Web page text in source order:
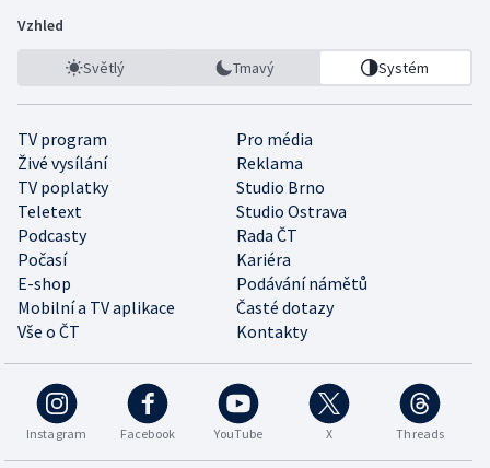
Vzhled
Světlý Tmavý Systém
TV program
Pro média
Živé vysílání
Reklama
TV poplatky
Studio Brno
Teletext
Studio Ostrava
Podcasty
Rada ČT
Počasí
Kariéra
E-shop
Podávání námětů
Mobilní a TV aplikace
Časté dotazy
Vše o ČT
Kontakty
Instagram Facebook YouTube X Threads